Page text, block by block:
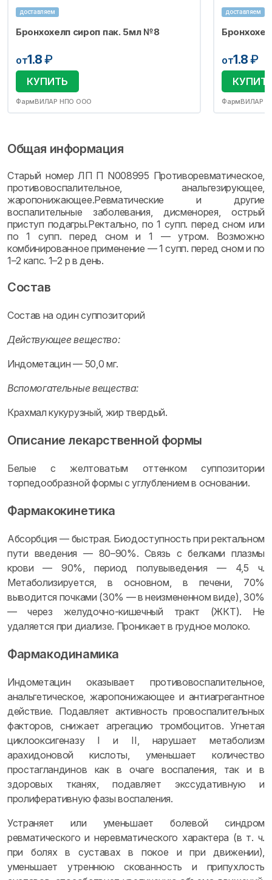
доставляем
Бронхохелп сироп пак. 5мл №8
от1.8₽
КУПИТЬ
ФармВИЛАР НПО ООО
доставляем
от1.8₽
ФармВИЛАР
Общая информация
Старый номер ЛП П N008995 Противоревматическое,
противовоспалительное, анальгезирующее,
жаропонижающее.Ревматические и другие
воспалительные заболевания, дисменорея, острый
приступ подагры.Ректально, по 1 супп. перед сном или
по 1 супп. перед сном и 1 — утром. Возможно
комбинированное применение — 1 супп. перед сном и по
1–2 капс. 1–2 р в день.
Состав
Состав на один суппозиторий
Действующее вещество:
Индометацин — 50,0 мг.
Вспомогательные вещества:
Крахмал кукурузный, жир твердый.
Описание лекарственной формы
Белые с желтоватым оттенком суппозитории
торпедообразной формы с углублением в основании.
Фармакокинетика
Абсорбция — быстрая. Биодоступность при ректальном
пути введения — 80–90%. Связь с белками плазмы
крови — 90%, период полувыведения — 4,5 ч.
Метаболизируется, в основном, в печени, 70%
выводится почками (30% — в неизмененном виде), 30%
— через желудочно-кишечный тракт (ЖКТ). Не
удаляется при диализе. Проникает в грудное молоко.
Фармакодинамика
Индометацин оказывает противовоспалительное,
анальгетическое, жаропонижающее и антиагрегантное
действие. Подавляет активность провоспалительных
факторов, снижает агрегацию тромбоцитов. Угнетая
циклооксигеназу I и II, нарушает метаболизм
арахидоновой кислоты, уменьшает количество
простагландинов как в очаге воспаления, так и в
здоровых тканях, подавляет экссудативную и
пролиферативную фазы воспаления.
Устраняет или уменьшает болевой синдром
ревматического и неревматического характера (в т. ч.
при болях в суставах в покое и при движении),
уменьшает утреннюю скованность и припухлость